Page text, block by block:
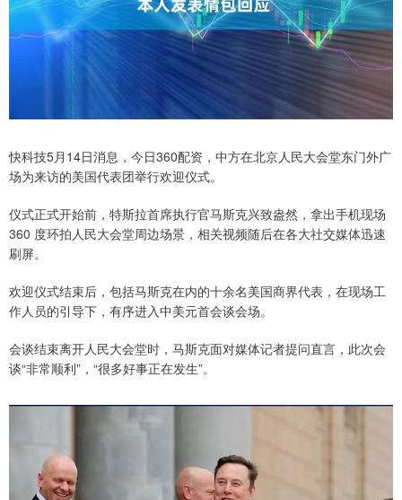
快科技5月14日消息，今日360配资，中方在北京人民大会堂东门外广
场为来访的美国代表团举行欢迎仪式。
仪式正式开始前，特斯拉首席执行官马斯克兴致盎然，拿出手机现场
360 度环拍人民大会堂周边场景，相关视频随后在各大社交媒体迅速
刷屏。
欢迎仪式结束后，包括马斯克在内的十余名美国商界代表，在现场工
作人员的引导下，有序进入中美元首会谈会场。
会谈结束离开人民大会堂时，马斯克面对媒体记者提问直言，此次会
谈“非常顺利”，“很多好事正在发生”。